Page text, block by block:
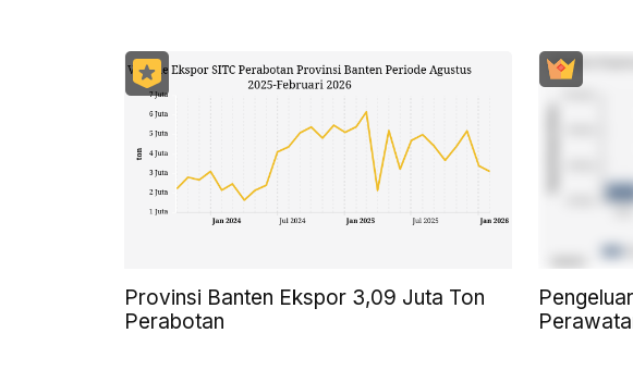
Provinsi Banten Ekspor 3,09 Juta Ton
Perabotan